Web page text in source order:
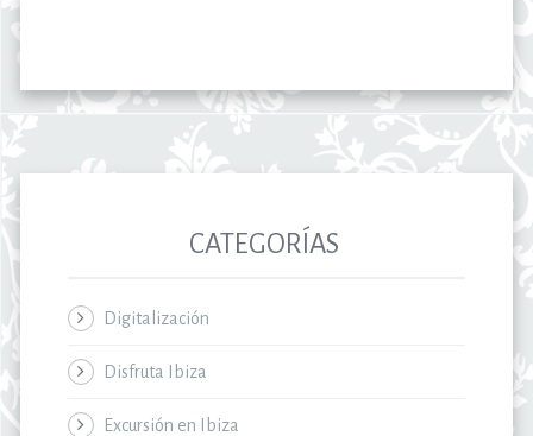
CATEGORÍAS
Digitalización
Disfruta Ibiza
Excursión en Ibiza